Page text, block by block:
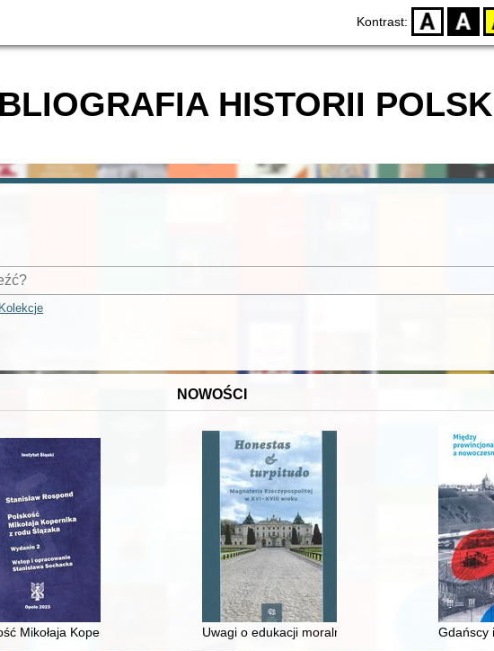
Kontrast: D BW
HISTORII
Kolekcje
NOWOŚCI
średniowiecza do dziś
Mikołaja Kopernika z rodu ŚlązakaUwagi o edukacji moralnej synów szlacheckich w
Gdańscy